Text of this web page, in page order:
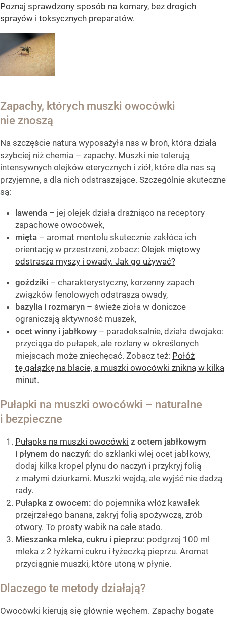
Poznaj sprawdzony sposób na komary, bez drogich
sprayów i toksycznych preparatów.
Zapachy, których muszki owocówki
nie znoszą
Na szczęście natura wyposażyła nas w broń, która działa
szybciej niż chemia – zapachy. Muszki nie tolerują
intensywnych olejków eterycznych i ziół, które dla nas są
przyjemne, a dla nich odstraszające. Szczególnie skuteczne
są:
lawenda – jej olejek działa drażniąco na receptory
zapachowe owocówek,
mięta – aromat mentolu skutecznie zakłóca ich
orientację w przestrzeni, zobacz: Olejek miętowy
odstrasza myszy i owady. Jak go używać?
goździki – charakterystyczny, korzenny zapach
związków fenolowych odstrasza owady,
bazylia i rozmaryn – świeże zioła w doniczce
ograniczają aktywność muszek,
ocet winny i jabłkowy – paradoksalnie, działa dwojako:
przyciąga do pułapek, ale rozlany w określonych
miejscach może zniechęcać. Zobacz też: Połóż
tę gałązkę na blacie, a muszki owocówki znikną w kilka
minut.
Pułapki na muszki owocówki – naturalne
i bezpieczne
Pułapka na muszki owocówki z octem jabłkowym
i płynem do naczyń: do szklanki wlej ocet jabłkowy,
dodaj kilka kropel płynu do naczyń i przykryj folią
z małymi dziurkami. Muszki wejdą, ale wyjść nie dadzą
rady.
Pułapka z owocem: do pojemnika włóż kawałek
przejrzałego banana, zakryj folią spożywczą, zrób
otwory. To prosty wabik na całe stado.
Mieszanka mleka, cukru i pieprzu: podgrzej 100 ml
mleka z 2 łyżkami cukru i łyżeczką pieprzu. Aromat
przyciągnie muszki, które utoną w płynie.
Dlaczego te metody działają?
Owocówki kierują się głównie węchem. Zapachy bogate